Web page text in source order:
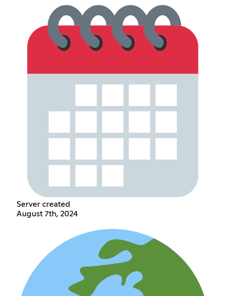
Server created
August 7th, 2024